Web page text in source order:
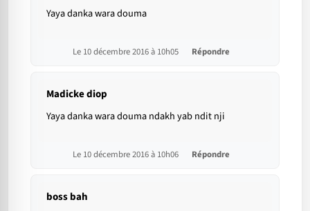
Yaya danka wara douma
Le 10 décembre 2016 à 10h05 Répondre
Madicke diop
Yaya danka wara douma ndakh yab ndit nji
Le 10 décembre 2016 à 10h06 Répondre
boss bah